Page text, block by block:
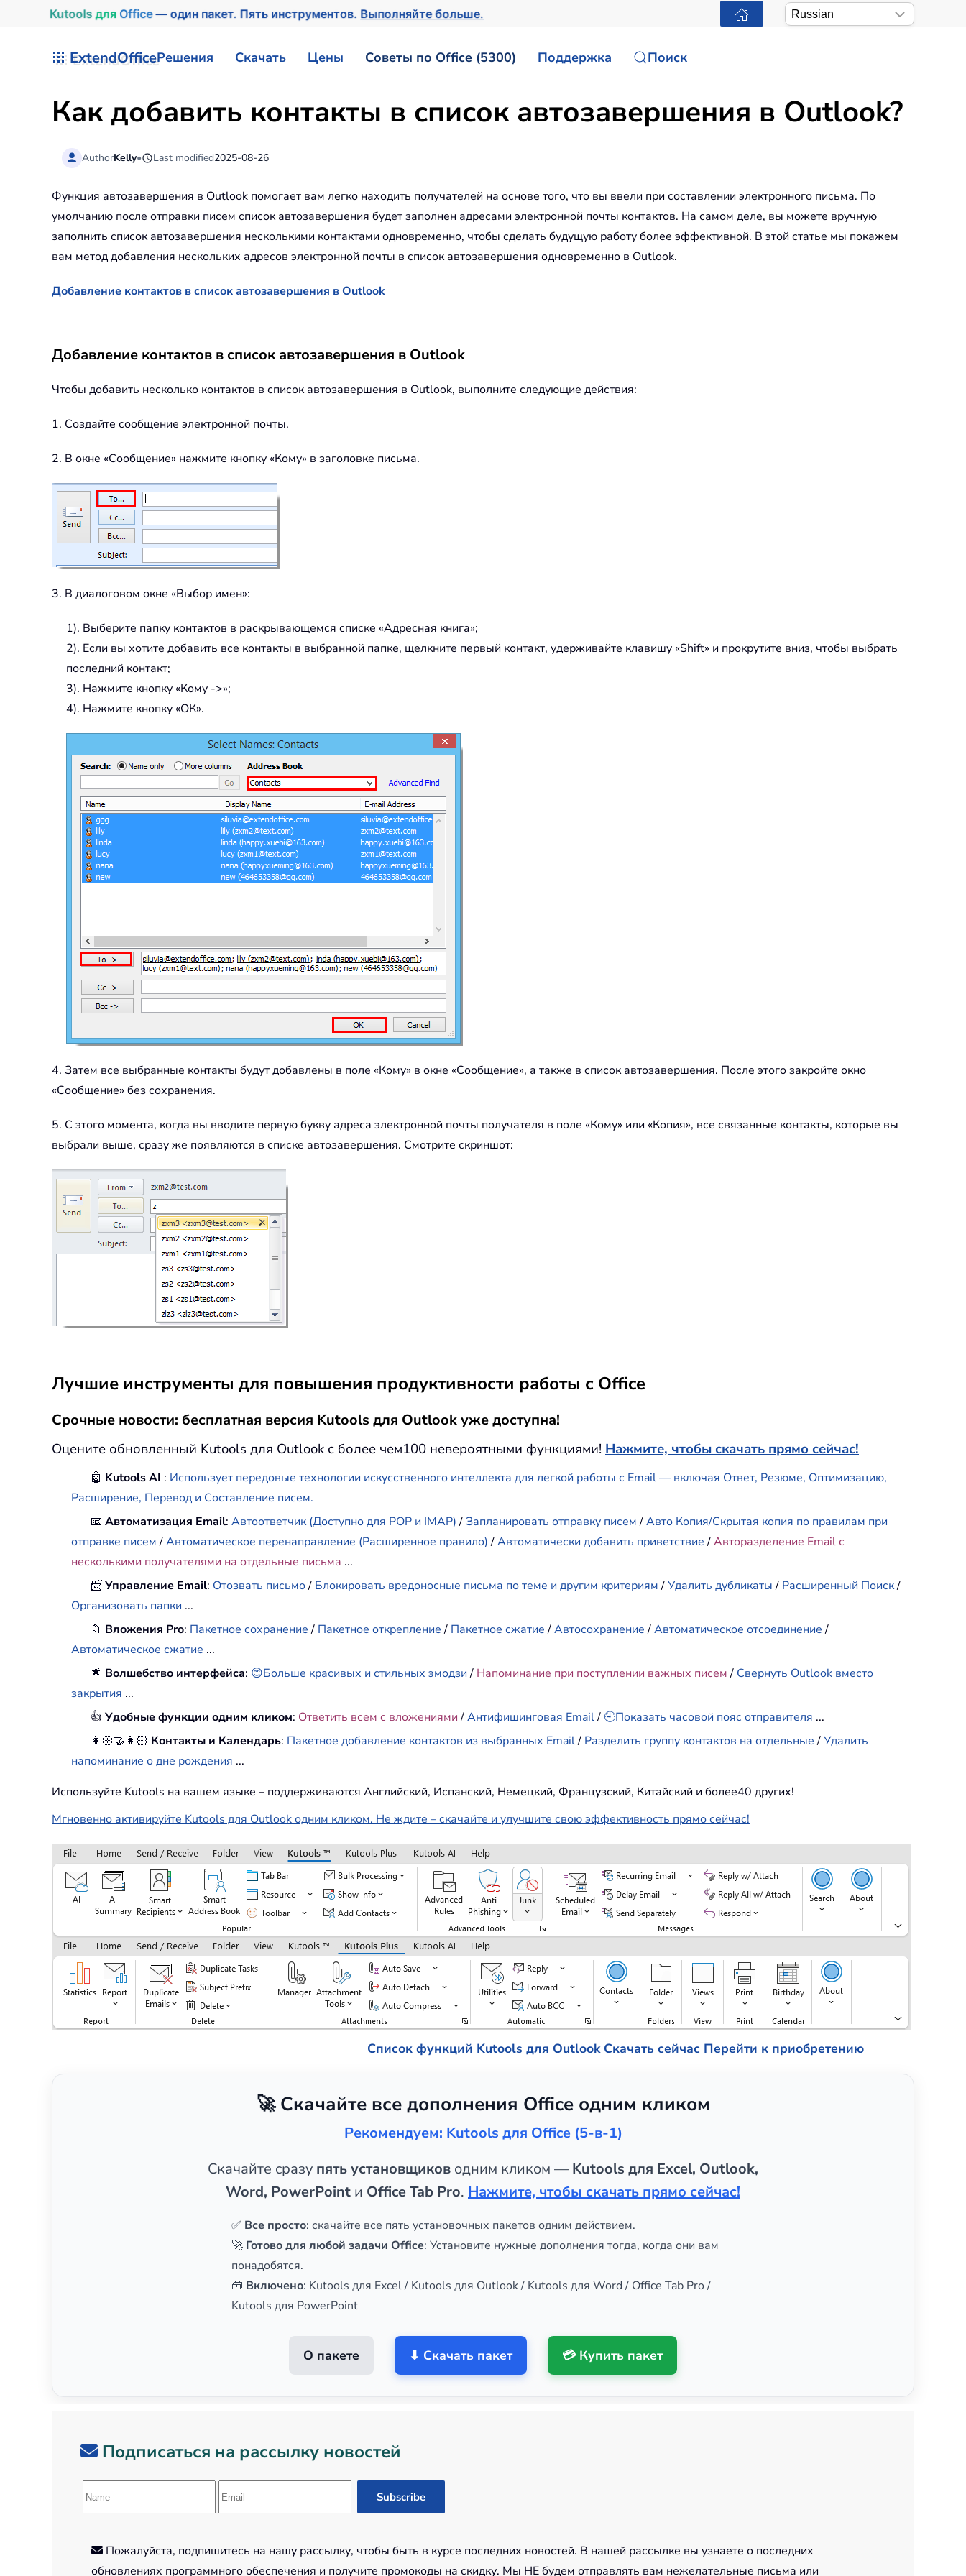
Kutools для Office— один пакет. Пять инструментов. Выполняйте больше.
ExtendOfficeРешения Скачать Цены Советы по Office (5300) Поддержка Поиск
Как добавить контакты в список автозавершения в Outlook?
AuthorKelly• Last modified2025-08-26
Функция автозавершения в Outlook помогает вам легко находить получателей на основе того, что вы ввели при составлении электронного письма. По
умолчанию после отправки писем список автозавершения будет заполнен адресами электронной почты контактов. На самом деле, вы можете вручную
заполнить список автозавершения несколькими контактами одновременно, чтобы сделать будущую работу более эффективной. В этой статье мы покажем
вам метод добавления нескольких адресов электронной почты в список автозавершения одновременно в Outlook.
Добавление контактов в список автозавершения в Outlook
Добавление контактов в список автозавершения в Outlook
Чтобы добавить несколько контактов в список автозавершения в Outlook, выполните следующие действия:
1. Создайте сообщение электронной почты.
2. В окне «Сообщение» нажмите кнопку «Кому» в заголовке письма.
3. В диалоговом окне «Выбор имен»:
1). Выберите папку контактов в раскрывающемся списке «Адресная книга»;
2). Если вы хотите добавить все контакты в выбранной папке, щелкните первый контакт, удерживайте клавишу «Shift» и прокрутите вниз, чтобы выбрать
последний контакт;
3). Нажмите кнопку «Кому ->»;
4). Нажмите кнопку «ОК».
4. Затем все выбранные контакты будут добавлены в поле «Кому» в окне «Сообщение», а также в список автозавершения. После этого закройте окно
«Сообщение» без сохранения.
5. С этого момента, когда вы вводите первую букву адреса электронной почты получателя в поле «Кому» или «Копия», все связанные контакты, которые вы
выбрали выше, сразу же появляются в списке автозавершения. Смотрите скриншот:
Лучшие инструменты для повышения продуктивности работы с Office
Срочные новости: бесплатная версия Kutools для Outlook уже доступна!
Оцените обновленный Kutools для Outlook с более чем100 невероятными функциями! Нажмите, чтобы скачать прямо сейчас!
🤖 Kutools AI : Использует передовые технологии искусственного интеллекта для легкой работы с Email — включая Ответ, Резюме, Оптимизацию,
Расширение, Перевод и Составление писем.
📧Автоматизация Email:Автоответчик (Доступно для POP и IMAP)/Запланировать отправку писем/Авто Копия/Скрытая копия по правилам при
отправке писем/Автоматическое перенаправление (Расширенное правило)/Автоматически добавить приветствие/Авторазделение Email с
несколькими получателями на отдельные письма ...
📨Управление Email: Отозвать письмо/ Блокировать вредоносные письма по теме и другим критериям/Удалить дубликаты/ Расширенный Поиск/
Организовать папки ...
📁 Вложения Pro: Пакетное сохранение/ Пакетное открепление/ Пакетное сжатие/Автосохранение/Автоматическое отсоединение/
Автоматическое сжатие ...
🌟 Волшебство интерфейса: 😊Больше красивых и стильных эмодзи/ Напоминание при поступлении важных писем/ Свернуть Outlook вместо
закрытия ...
👍Удобные функции одним кликом: Ответить всем с вложениями /Антифишинговая Email/ 🕘Показать часовой пояс отправителя ...
👩🏼‍🤝‍👩🏻 Контакты и Календарь: Пакетное добавление контактов из выбранных Email/ Разделить группу контактов на отдельные/Удалить
напоминание о дне рождения ...
Используйте Kutools на вашем языке – поддерживаются Английский, Испанский, Немецкий, Французский, Китайский и более40 других!
Мгновенно активируйте Kutools для Outlook одним кликом. Не ждите – скачайте и улучшите свою эффективность прямо сейчас!
Список функций Kutools для Outlook Скачать сейчас Перейти к приобретению
🚀 Скачайте все дополнения Office одним кликом
Рекомендуем: Kutools для Office (5-в-1)
Скачайте сразу пять установщиков одним кликом — Kutools для Excel, Outlook,
Word, PowerPoint и Office Tab Pro. Нажмите, чтобы скачать прямо сейчас!
✅ Все просто: скачайте все пять установочных пакетов одним действием.
🚀 Готово для любой задачи Office: Установите нужные дополнения тогда, когда они вам
понадобятся.
🧰 Включено: Kutools для Excel / Kutools для Outlook / Kutools для Word / Office Tab Pro /
Kutools для PowerPoint
О пакете ⬇ Скачать пакет 💳 Купить пакет
Подписаться на рассылку новостей
Пожалуйста, подпишитесь на нашу рассылку, чтобы быть в курсе последних новостей. В нашей рассылке вы узнаете о последних
обновлениях программного обеспечения и получите промокоды на скидку. Мы НЕ будем отправлять вам нежелательные письма или